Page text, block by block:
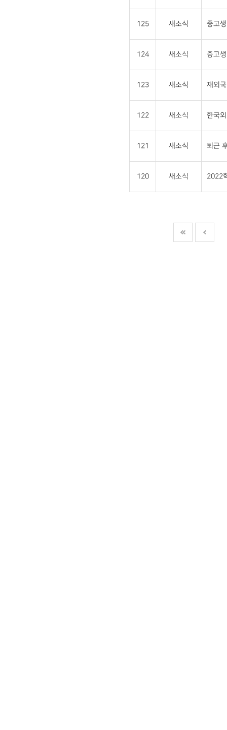
125 새소식 중고
124 새소식 중고
123 새소식 재외
122 새소식 한국
121 새소식 퇴근
120 새소식 2022